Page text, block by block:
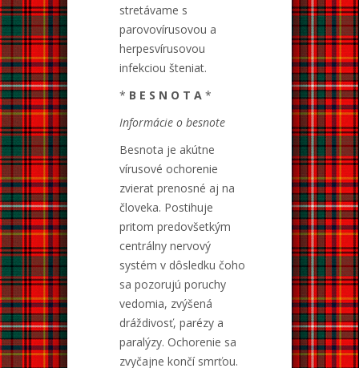
stretávame s
parovovírusovou a
herpesvírusovou
infekciou šteniat.
* B E S N O T A *
Informácie o besnote
Besnota je akútne
vírusové ochorenie
zvierat prenosné aj na
človeka. Postihuje
pritom predovšetkým
centrálny nervový
systém v dôsledku čoho
sa pozorujú poruchy
vedomia, zvýšená
dráždivosť, parézy a
paralýzy. Ochorenie sa
zvyčajne končí smrťou.